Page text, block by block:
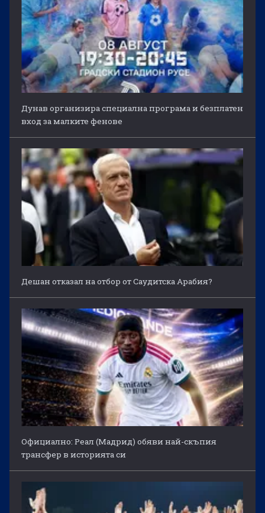
Дунав организира специална програма и безплатен
вход за малките фенове
Дешан отказал на отбор от Саудитска Арабия?
Официално: Реал (Мадрид) обяви най-скъпия
трансфер в историята си